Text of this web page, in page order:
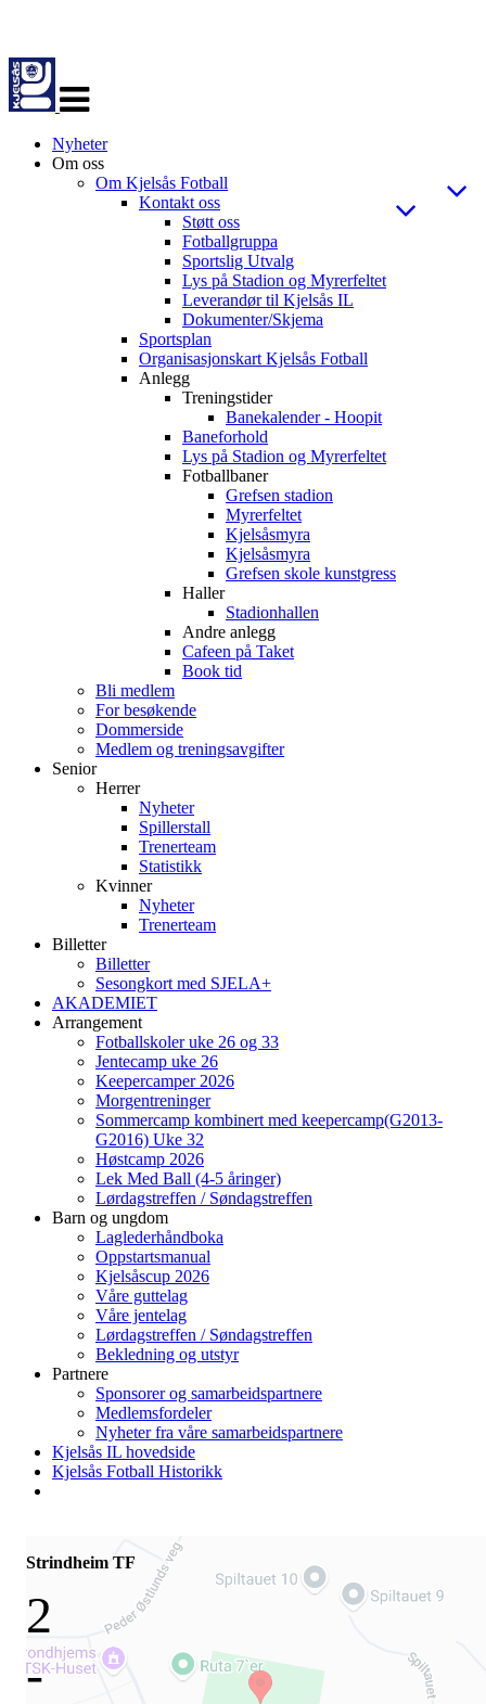
navigasjon
Nyheter
Om oss
Om Kjelsås Fotball
Kontakt oss
Støtt oss
Fotballgruppa
Sportslig Utvalg
Lys på Stadion og Myrerfeltet
Leverandør til Kjelsås IL
Dokumenter/Skjema
Sportsplan
Organisasjonskart Kjelsås Fotball
Anlegg
Treningstider
Banekalender - Hoopit
Baneforhold
Lys på Stadion og Myrerfeltet
Fotballbaner
Grefsen stadion
Myrerfeltet
Kjelsåsmyra
Kjelsåsmyra
Grefsen skole kunstgress
Haller
Stadionhallen
Andre anlegg
Cafeen på Taket
Book tid
Bli medlem
For besøkende
Dommerside
Medlem og treningsavgifter
Senior
Herrer
Nyheter
Spillerstall
Trenerteam
Statistikk
Kvinner
Nyheter
Trenerteam
Billetter
Billetter
Sesongkort med SJELA+
AKADEMIET
Arrangement
Fotballskoler uke 26 og 33
Jentecamp uke 26
Keepercamper 2026
Morgentreninger
Sommercamp kombinert med keepercamp(G2013-
G2016) Uke 32
Høstcamp 2026
Lek Med Ball (4-5 åringer)
Lørdagstreffen / Søndagstreffen
Barn og ungdom
Laglederhåndboka
Oppstartsmanual
Kjelsåscup 2026
Våre guttelag
Våre jentelag
Lørdagstreffen / Søndagstreffen
Bekledning og utstyr
Partnere
Sponsorer og samarbeidspartnere
Medlemsfordeler
Nyheter fra våre samarbeidspartnere
Kjelsås IL hovedside
Kjelsås Fotball Historikk
Strindheim TF
2
-